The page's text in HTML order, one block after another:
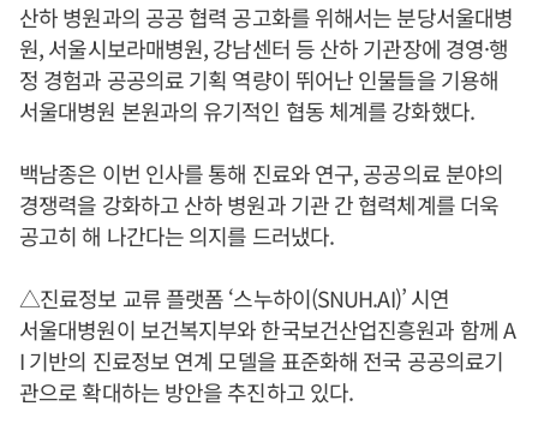
산하 병원과의 공공 협력 공고화를 위해서는 분당서울대병
원, 서울시보라매병원, 강남센터 등 산하 기관장에 경영·행
정 경험과 공공의료 기획 역량이 뛰어난 인물들을 기용해
서울대병원 본원과의 유기적인 협동 체계를 강화했다.
백남종은 이번 인사를 통해 진료와 연구, 공공의료 분야의
경쟁력을 강화하고 산하 병원과 기관 간 협력체계를 더욱
공고히 해 나간다는 의지를 드러냈다.
△진료정보 교류 플랫폼 ‘스누하이(SNUH.AI)’ 시연
서울대병원이 보건복지부와 한국보건산업진흥원과 함께 A
I 기반의 진료정보 연계 모델을 표준화해 전국 공공의료기
관으로 확대하는 방안을 추진하고 있다.